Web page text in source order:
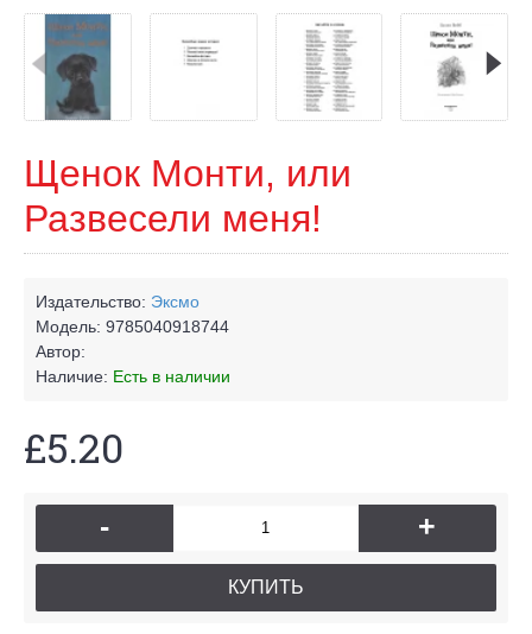
Щенок Монти, или
Развесели меня!
Издательство: Эксмо
Модель: 9785040918744
Автор:
Наличие: Есть в наличии
£5.20
- +
КУПИТЬ